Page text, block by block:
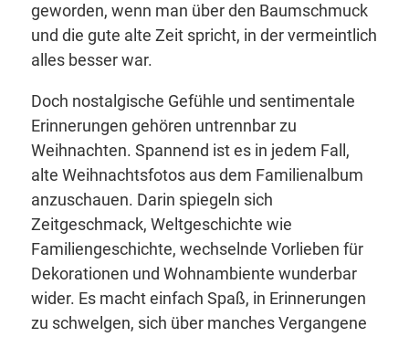
geworden, wenn man über den Baumschmuck
und die gute alte Zeit spricht, in der vermeintlich
alles besser war.
Doch nostalgische Gefühle und sentimentale
Erinnerungen gehören untrennbar zu
Weihnachten. Spannend ist es in jedem Fall,
alte Weihnachtsfotos aus dem Familienalbum
anzuschauen. Darin spiegeln sich
Zeitgeschmack, Weltgeschichte wie
Familiengeschichte, wechselnde Vorlieben für
Dekorationen und Wohnambiente wunderbar
wider. Es macht einfach Spaß, in Erinnerungen
zu schwelgen, sich über manches Vergangene